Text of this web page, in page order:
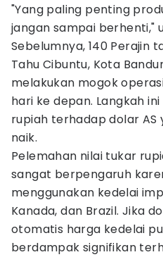
"Yang paling penting
jangan sampai berhenti,"
Sebelumnya, 140 Perajin
Tahu Cibuntu, Kota
melakukan mogok
hari ke depan. Langkah
rupiah terhadap dolar
naik.
Pelemahan nilai tukar
sangat berpengaruh
menggunakan kedelai
Kanada, dan Brazil. Jika
otomatis harga kedelai
berdampak signifikan